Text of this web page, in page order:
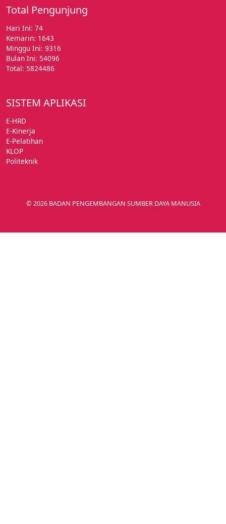
Total Pengunjung
Hari Ini: 74
Kemarin: 1643
Minggu Ini: 9316
Bulan Ini: 54096
Total: 5824486
SISTEM APLIKASI
E-HRD
E-Kinerja
E-Pelatihan
KLOP
Politeknik
© 2026 BADAN PENGEMBANGAN SUMBER DAYA MANUSIA